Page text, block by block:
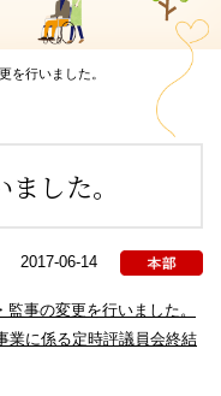
を行いました。
した。
2017-06-14
事の変更を行いました。
業に係る定時評議員会終結